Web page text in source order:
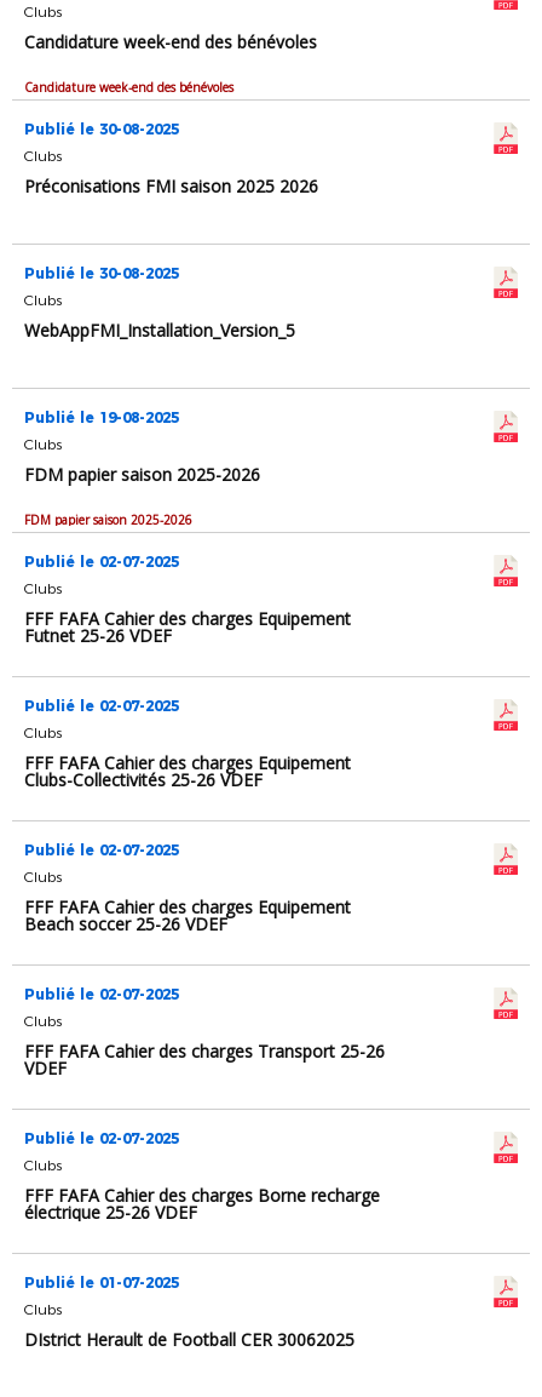
Clubs
Candidature week-end des bénévoles
Candidature week-end des bénévoles
Publié le 30-08-2025
Clubs
Préconisations FMI saison 2025 2026
Publié le 30-08-2025
Clubs
WebAppFMI_Installation_Version_5
Publié le 19-08-2025
Clubs
FDM papier saison 2025-2026
FDM papier saison 2025-2026
Publié le 02-07-2025
Clubs
FFF FAFA Cahier des charges Equipement
Futnet 25-26 VDEF
Publié le 02-07-2025
Clubs
FFF FAFA Cahier des charges Equipement
Clubs-Collectivités 25-26 VDEF
Publié le 02-07-2025
Clubs
FFF FAFA Cahier des charges Equipement
Beach soccer 25-26 VDEF
Publié le 02-07-2025
Clubs
FFF FAFA Cahier des charges Transport 25-26
VDEF
Publié le 02-07-2025
Clubs
FFF FAFA Cahier des charges Borne recharge
électrique 25-26 VDEF
Publié le 01-07-2025
Clubs
DIstrict Herault de Football CER 30062025